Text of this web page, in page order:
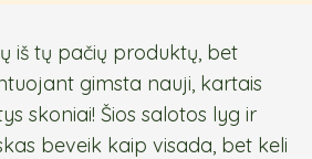
iš tų pačių produktų, bet
gimsta nauji, kartais
skoniai! Šios salotos lyg ir
beveik kaip visada, bet keli